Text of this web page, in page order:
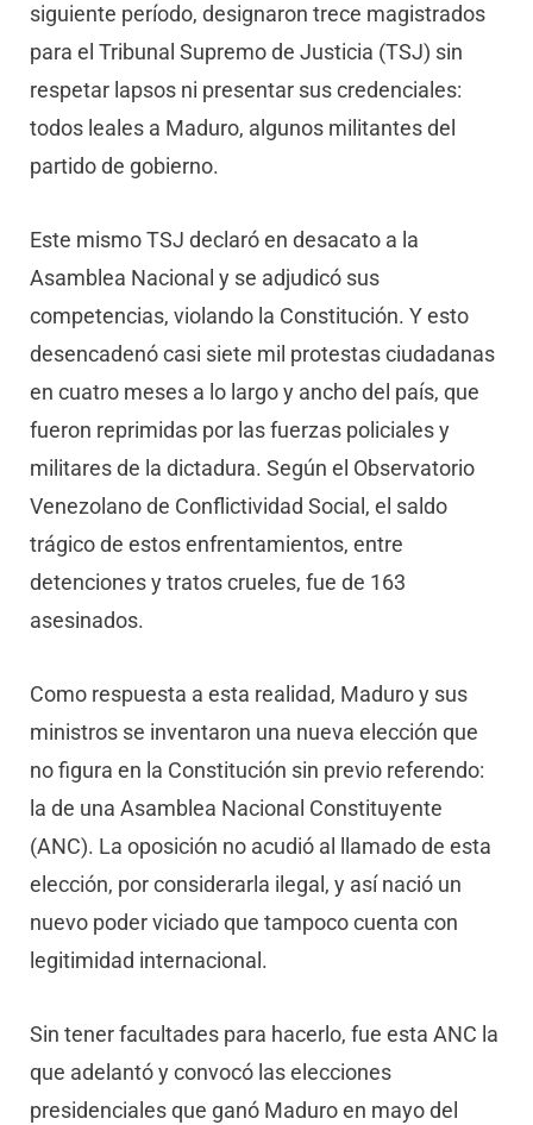
siguiente período, designaron trece magistrados
para el Tribunal Supremo de Justicia (TSJ) sin
respetar lapsos ni presentar sus credenciales:
todos leales a Maduro, algunos militantes del
partido de gobierno.
Este mismo TSJ declaró en desacato a la
Asamblea Nacional y se adjudicó sus
competencias, violando la Constitución. Y esto
desencadenó casi siete mil protestas ciudadanas
en cuatro meses a lo largo y ancho del país, que
fueron reprimidas por las fuerzas policiales y
militares de la dictadura. Según el Observatorio
Venezolano de Conflictividad Social, el saldo
trágico de estos enfrentamientos, entre
detenciones y tratos crueles, fue de 163
asesinados.
Como respuesta a esta realidad, Maduro y sus
ministros se inventaron una nueva elección que
no figura en la Constitución sin previo referendo:
la de una Asamblea Nacional Constituyente
(ANC). La oposición no acudió al llamado de esta
elección, por considerarla ilegal, y así nació un
nuevo poder viciado que tampoco cuenta con
legitimidad internacional.
Sin tener facultades para hacerlo, fue esta ANC la
que adelantó y convocó las elecciones
presidenciales que ganó Maduro en mayo del